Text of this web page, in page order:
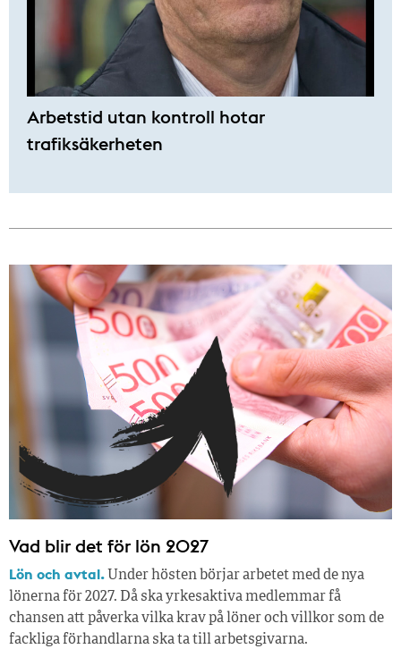
Arbetstid utan kontroll hotar
trafiksäkerheten
Vad blir det för lön 2027
Lön och avtal. Under hösten börjar arbetet med de nya
lönerna för 2027. Då ska yrkesaktiva medlemmar få
chansen att påverka vilka krav på löner och villkor som de
fackliga förhandlarna ska ta till arbetsgivarna.